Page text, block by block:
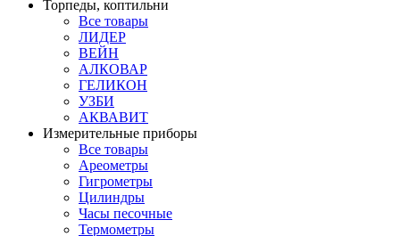
Торпеды, коптильни
Все товары
ЛИДЕР
ВЕЙН
АЛКОВАР
ГЕЛИКОН
УЗБИ
АКВАВИТ
Измерительные приборы
Все товары
Ареометры
Гигрометры
Цилиндры
Часы песочные
Термометры